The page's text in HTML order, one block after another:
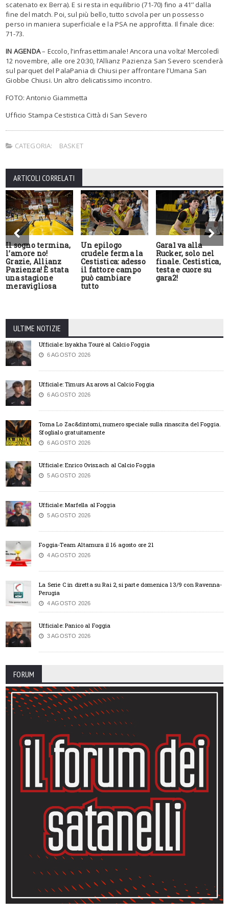
scatenato ex Berra). E si resta in equilibrio (71-70) fino a 41’’ dalla
fine del match. Poi, sul più bello, tutto scivola per un possesso
perso in maniera superficiale e la PSA ne approfitta. Il finale dice:
71-73.
IN AGENDA– Eccolo, l’infrasettimanale! Ancora una volta! Mercoledì
12 novembre, alle ore 20:30, l’Allianz Pazienza San Severo scenderà
sul parquet del PalaPania di Chiusi per affrontare l’Umana San
Giobbe Chiusi. Un altro delicatissimo incontro.
FOTO: Antonio Giammetta
Ufficio Stampa Cestistica Città di San Severo
CATEGORIA: BASKET
ARTICOLI CORRELATI
Il sogno termina,
l’amore no!
Grazie, Allianz
Pazienza! È stata
una stagione
meravigliosa
Un epilogo
crudele ferma la
Cestistica: adesso
il fattore campo
può cambiare
tutto
Gara1 va alla
Rucker, solo nel
finale. Cestistica,
testa e cuore su
gara2!
ULTIME NOTIZIE
Ufficiale: Isyakha Tourè al Calcio Foggia
6 AGOSTO 2026
Ufficiale: Timurs Azarovs al Calcio Foggia
6 AGOSTO 2026
Torna Lo Zac&dintorni, numero speciale sulla rinascita del Foggia.
Sfoglialo gratuitamente
6 AGOSTO 2026
Ufficiale: Enrico Oviszach al Calcio Foggia
5 AGOSTO 2026
Ufficiale: Marfella al Foggia
5 AGOSTO 2026
Foggia-Team Altamura il 16 agosto ore 21
4 AGOSTO 2026
La Serie C in diretta su Rai 2, si parte domenica 13/9 con Ravenna-
Perugia
4 AGOSTO 2026
Ufficiale: Panico al Foggia
3 AGOSTO 2026
FORUM